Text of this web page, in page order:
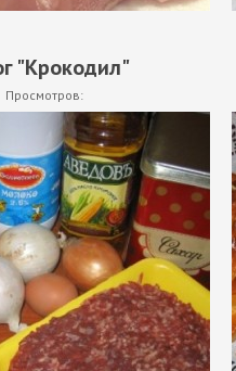
"Крокодил"
Просмотров: